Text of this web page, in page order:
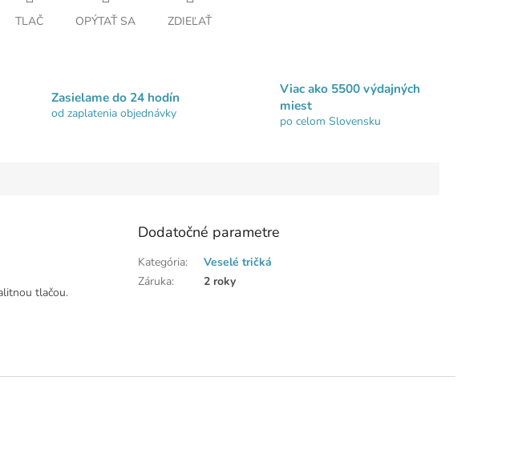
TLAČ OPÝTAŤ SA ZDIEĽAŤ
Zasielame do 24 hodín
od zaplatenia objednávky
Viac ako 5500 výdajných
miest
po celom Slovensku
tlačou.
Dodatočné parametre
Kategória:
Veselé tričká
Záruka: 2 roky